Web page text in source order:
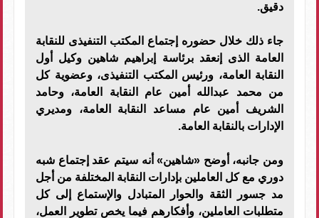
دقيق.
جاء ذلك خلال حضوره إجتماع المكتب التنفيذى للنقابة
العامة الذى إنعقد برئاسة إبراهيم شاهين وكيل أول
النقابة العامة، ورئيس المكتب التنفيذى، وعضوية كل
من محمد عبدالله أمين عام النقابة العامة، وحامد
الشريف أمين عام مساعد النقابة العامة، ومديري
الإدارات بالنقابة العامة.
ومن جانبه، أوضح «شاهين» أنه سيتم عقد إجتماع شبه
دوري مع كل العاملين بإدارات النقابة المختلفة من أجل
مد جسور الثقة والحوار المتبادل والإستماع إلى كل
متطلبات العاملين، وأفكارهم فيما يخص تطوير العمل،